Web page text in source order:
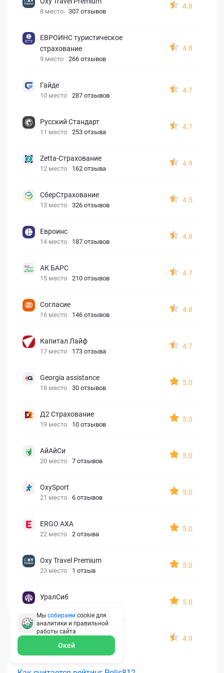
8 место 307 отзывов
4.8
ЕВРОИНС туристическое
страхование
9 место 266 отзывов
4.8
Гайде
10 место 287 отзывов
4.7
Русский Стандарт
11 место 253 отзыва
4.7
Zetta-Страхование
12 место 162 отзыва
4.9
СберСтрахование
13 место 326 отзывов
4.5
Евроинс
14 место 187 отзывов
4.8
АК БАРС
15 место 210 отзывов
4.7
Согласие
16 место 146 отзывов
4.8
Капитал Лайф
17 место 173 отзыва
4.7
Georgia assistance
18 место 30 отзывов
5.0
Д2 Страхование
19 место 10 отзывов
5.0
АйАйСи
20 место 7 отзывов
5.0
OxySport
21 место 6 отзывов
5.0
ERGO AXA
22 место 2 отзыва
5.0
Oxy Travel Premium
23 место 1 отзыв
5.0
УралСиб
5.0
МАКС
25 место 15 отзывов
4.9
Мы собираем cookie для
аналитики и правильной
работы сайта
Окей